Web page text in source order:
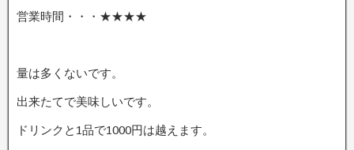
営業時間・・・★★★★
量は多くないです。
出来たてで美味しいです。
ドリンクと1品で1000円は越えます。